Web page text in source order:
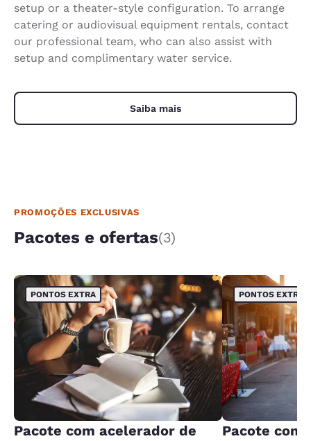
setup or a theater-style configuration. To arrange
catering or audiovisual equipment rentals, contact
our professional team, who can also assist with
setup and complimentary water service.
Saiba mais
PROMOÇÕES EXCLUSIVAS
Pacotes e ofertas(3)
PONTOS EXTRA
Pacote com acelerador de
PONTOS EXTRA
Pacote com